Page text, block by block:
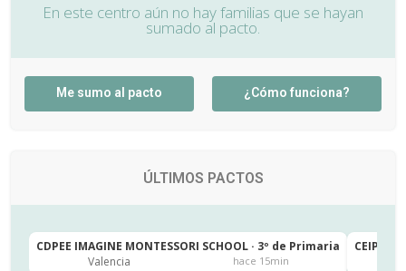
En este centro aún no hay familias que se hayan
sumado al pacto.
Me sumo al pacto ¿Cómo funciona?
ÚLTIMOS PACTOS
CDPEE IMAGINE MONTESSORI SCHOOL · 3º de Primaria
Valencia
hace 15min
CEIP